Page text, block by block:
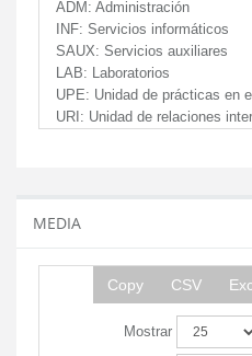
ADM: Administración
INF: Servicios informáticos
SAUX: Servicios auxiliares
LAB: Laboratorios
UPE: Unidad de prácticas en
URI: Unidad de relaciones
MEDIA
Copy CSV
Mostrar